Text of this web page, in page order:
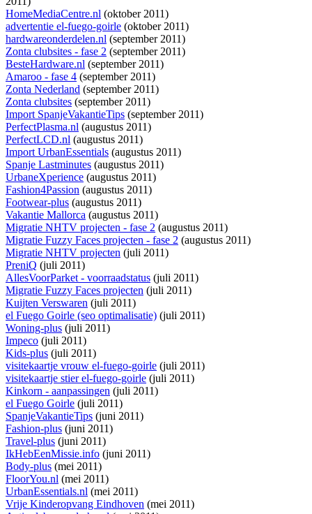
HomeMediaCentre.nl (oktober 2011)
advertentie el-fuego-goirle (oktober 2011)
hardwareonderdelen.nl (september 2011)
Zonta clubsites - fase 2 (september 2011)
BesteHardware.nl (september 2011)
Amaroo - fase 4 (september 2011)
Zonta Nederland (september 2011)
Zonta clubsites (september 2011)
Import SpanjeVakantieTips (september 2011)
PerfectPlasma.nl (augustus 2011)
PerfectLCD.nl (augustus 2011)
Import UrbanEssentials (augustus 2011)
Spanje Lastminutes (augustus 2011)
UrbaneXperience (augustus 2011)
Fashion4Passion (augustus 2011)
Footwear-plus (augustus 2011)
Vakantie Mallorca (augustus 2011)
Migratie NHTV projecten - fase 2 (augustus 2011)
Migratie Fuzzy Faces projecten - fase 2 (augustus 2011)
Migratie NHTV projecten (juli 2011)
PreniQ (juli 2011)
AllesVoorParket - voorraadstatus (juli 2011)
Migratie Fuzzy Faces projecten (juli 2011)
Kuijten Verswaren (juli 2011)
el Fuego Goirle (seo optimalisatie) (juli 2011)
Woning-plus (juli 2011)
Impeco (juli 2011)
Kids-plus (juli 2011)
visitekaartje vrouw el-fuego-goirle (juli 2011)
visitekaartje stier el-fuego-goirle (juli 2011)
Kinkorn - aanpassingen (juli 2011)
el Fuego Goirle (juli 2011)
SpanjeVakantieTips (juni 2011)
Fashion-plus (juni 2011)
Travel-plus (juni 2011)
IkHebEenMissie.info (juni 2011)
Body-plus (mei 2011)
FloorYou.nl (mei 2011)
UrbanEssentials.nl (mei 2011)
Vrije Kinderopvang Eindhoven (mei 2011)